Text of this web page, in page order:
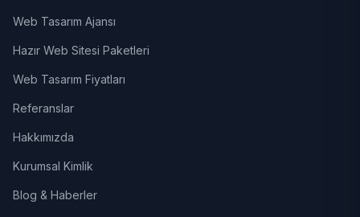
Web Tasarım Ajansı
Hazır Web Sitesi Paketleri
Web Tasarım Fiyatları
Referanslar
Hakkımızda
Kurumsal Kimlik
Blog & Haberler